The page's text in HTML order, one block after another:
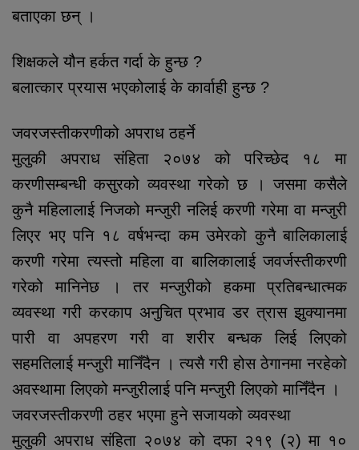
बताएका छन् ।
शिक्षकले यौन हर्कत गर्दा के हुन्छ ?
बलात्कार प्रयास भएकोलाई के कार्वाही हुन्छ ?
जवरजस्तीकरणीको अपराध ठहर्ने
मुलुकी अपराध संहिता २०७४ को परिच्छेद १८ मा
करणीसम्बन्धी कसुरको व्यवस्था गरेको छ । जसमा कसैले
कुनै महिलालाई निजको मन्जुरी नलिई करणी गरेमा वा मन्जुरी
लिएर भए पनि १८ वर्षभन्दा कम उमेरको कुनै बालिकालाई
करणी गरेमा त्यस्तो महिला वा बालिकालाई जवर्जस्तीकरणी
गरेको मानिनेछ । तर मन्जुरीको हकमा प्रतिबन्धात्मक
व्यवस्था गरी करकाप अनुचित प्रभाव डर त्रास झुक्यानमा
पारी वा अपहरण गरी वा शरीर बन्धक लिई लिएको
सहमतिलाई मन्जुरी मानिँदैन । त्यसै गरी होस ठेगानमा नरहेको
अवस्थामा लिएको मन्जुरीलाई पनि मन्जुरी लिएको मानिँदैन ।
जवरजस्तीकरणी ठहर भएमा हुने सजायको व्यवस्था
मुलुकी अपराध संहिता २०७४ को दफा २१९ (२) मा १०